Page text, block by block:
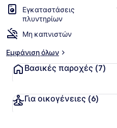
Εγκαταστάσεις
πλυντηρίων
Μη καπνιστών
Εμφάνιση όλων
Βασικές παροχές (7)
Για οικογένειες (6)